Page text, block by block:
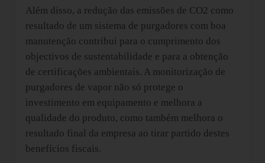
Além disso, a redução das emissões de CO2 como
resultado de um sistema de purgadores com boa
manutenção contribui para o cumprimento dos
objectivos de sustentabilidade e para a obtenção
de certificações ambientais. A monitorização de
purgadores de vapor não só protege o
investimento em equipamento e melhora a
qualidade do produto, como também melhora o
resultado final da empresa ao tirar partido destes
benefícios fiscais.